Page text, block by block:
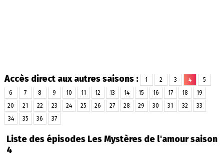
Accès direct aux autres saisons : 1 2 3 4
5
6
7 8 9 10 11 12 13 14 15 16 17 18
19
20
21 22 23 24 25 26 27 28 29 30 31 32
33
34
35 36 37
Liste des épisodes Les Mystères de l'amour saison
4